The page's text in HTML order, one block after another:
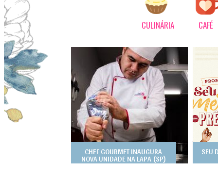
CULINÁRIA CAFÉ
CHEF GOURMET INAUGURA
NOVA UNIDADE NA LAPA (SP)
SEU